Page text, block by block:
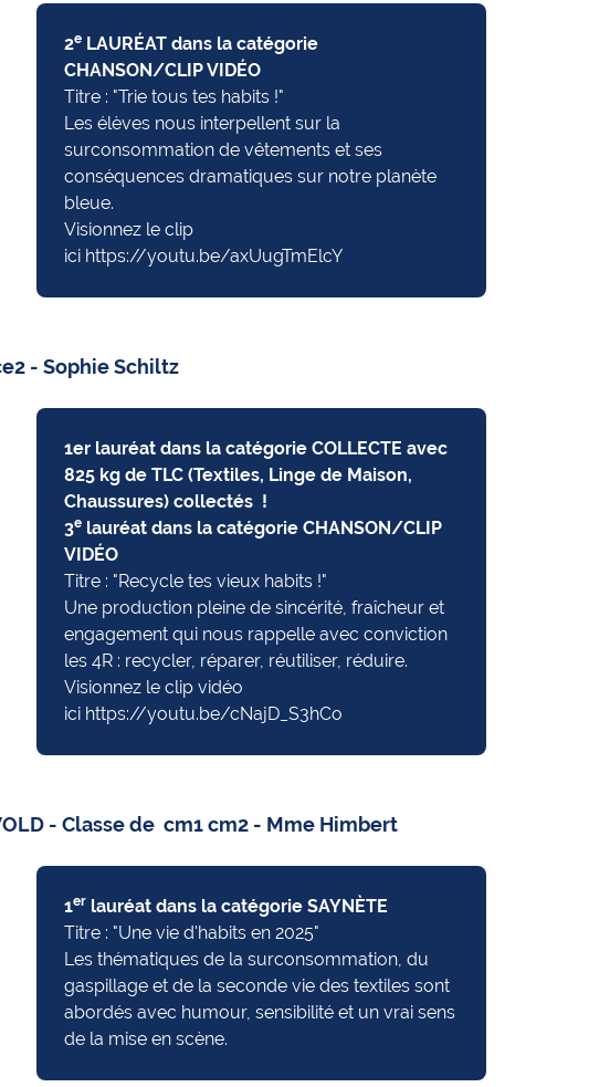
2eLAURÉAT dans la catégorie
CHANSON/CLIP VIDÉO
Titre : "Trie tous tes habits !"
Les élèves nous interpellent sur la
surconsommation de vêtements et ses
conséquences dramatiques sur notre planète
bleue.
Visionnez le clip
ici https://youtu.be/axUugTmElcY
- Sophie Schiltz
1er lauréat dans la catégorie COLLECTE avec
825 kg de TLC (Textiles, Linge de Maison,
Chaussures) collectés !
3elauréat dans la catégorie CHANSON/CLIP
VIDÉO
Titre : "Recycle tes vieux habits !"
Une production pleine de sincérité, fraîcheur et
engagement qui nous rappelle avec conviction
les 4R : recycler, réparer, réutiliser, réduire.
Visionnez le clip vidéo
ici https://youtu.be/cNajD_S3hCo
- Classe de cm1 cm2 - Mme Himbert
1erlauréat dans la catégorie SAYNÈTE
Titre : "Une vie d'habits en 2025"
Les thématiques de la surconsommation, du
gaspillage et de la seconde vie des textiles sont
abordés avec humour, sensibilité et un vrai sens
de la mise en scène.